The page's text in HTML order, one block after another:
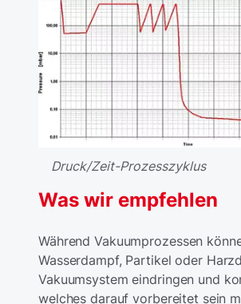
Druck/Zeit-Prozesszyklus
Was wir empfehlen
Während Vakuumprozessen
Wasserdampf, Partikel oder
Vakuumsystem eindringen und
welches darauf vorbereitet sein